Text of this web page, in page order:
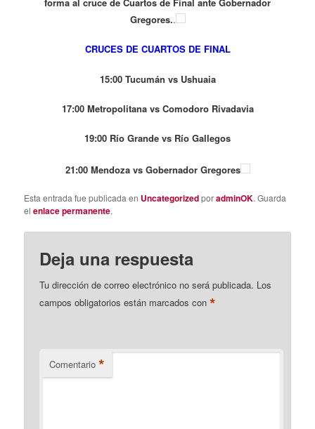
Gregores..
CRUCES DE CUARTOS DE FINAL
15:00 Tucumán vs Ushuaia
17:00 Metropolitana vs Comodoro Rivadavia
19:00 Río Grande vs Río Gallegos
21:00 Mendoza vs Gobernador Gregores
Esta entrada fue publicada en UncategorizedporadminOK. Guarda
elenlace permanente.
Deja una respuesta
Tu dirección de correo electrónico no será publicada. Los
campos obligatorios están marcados con*
Comentario *